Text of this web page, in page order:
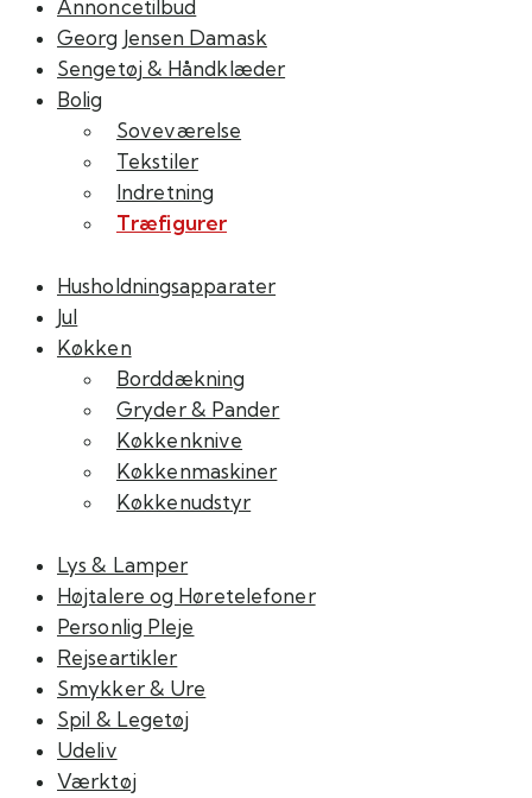
Annoncetilbud
Georg Jensen Damask
Sengetøj & Håndklæder
Bolig
Soveværelse
Tekstiler
Indretning
Træfigurer
Husholdningsapparater
Jul
Køkken
Borddækning
Gryder & Pander
Køkkenknive
Køkkenmaskiner
Køkkenudstyr
Lys & Lamper
Højtalere og Høretelefoner
Personlig Pleje
Rejseartikler
Smykker & Ure
Spil & Legetøj
Udeliv
Værktøj